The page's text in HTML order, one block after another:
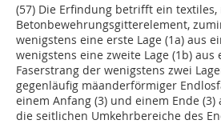
(57) Die Erfindung betrifft ein
Betonbewehrungsgitterelement,
wenigstens eine erste Lage (1a) aus
wenigstens eine zweite Lage (1b) aus
Faserstrang der wenigstens zwei
gegenläufig mäanderförmiger
einem Anfang (3) und einem Ende
die seitlichen Umkehrbereiche des